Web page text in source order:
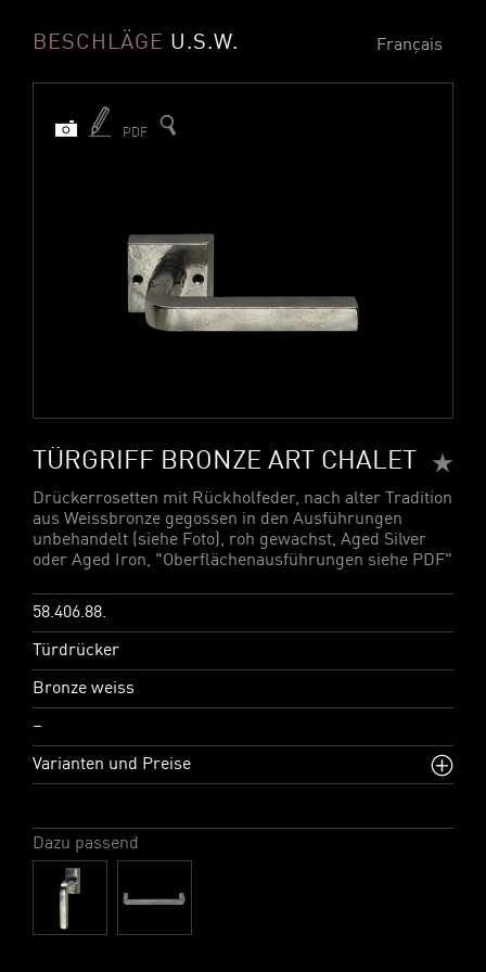
Français
BESCHLÄGE U.S.W.
PDF
TÜRGRIFF BRONZE ART CHALET
Drückerrosetten mit Rückholfeder, nach alter Tradition
aus Weissbronze gegossen in den Ausführungen
unbehandelt (siehe Foto), roh gewachst, Aged Silver
oder Aged Iron, "Oberflächenausführungen siehe PDF"
58.406.88.
Türdrücker
Bronze weiss
–
Varianten und Preise
Dazu passend